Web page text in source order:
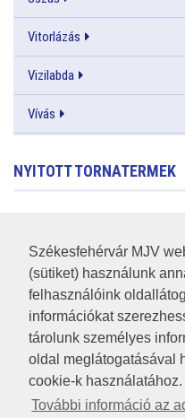
Székesfehérvár MJV
(sütiket) használunk
felhasználóink
információkat
tárolunk személyes
oldal meglátogatásával
cookie-k használatához.
További információ az
Vitorlázás
Vizilabda
Vívás
NYITOTT TORNATERMEK
RSS
A HONLAP 2017.03.31-I
JOGI NYILATKOZAT
IMPRESSZUM